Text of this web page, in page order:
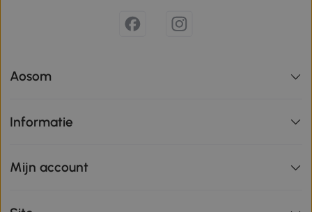
Aosom
Informatie
Mijn account